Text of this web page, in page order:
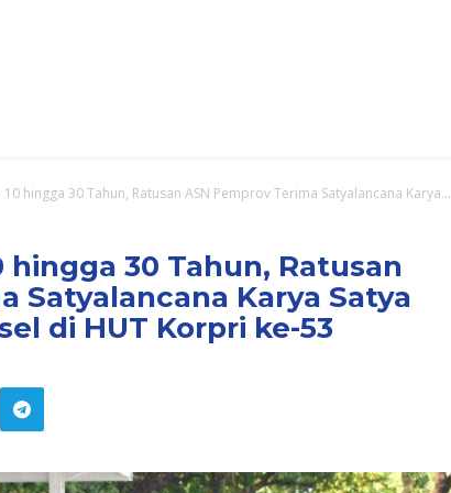
hingga 30 Tahun, Ratusan ASN Pemprov Terima Satyalancana Karya...
hingga 30 Tahun, Ratusan
Satyalancana Karya Satya
di HUT Korpri ke-53